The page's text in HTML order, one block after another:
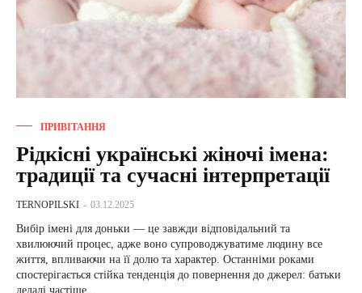
ПРИВІТАННЯ
Рідкісні українські жіночі імена:
традиції та сучасні інтерпретації
TERNOPILSKI - 03.12.2025
Вибір імені для доньки — це завжди відповідальний та
хвилюючий процес, адже воно супроводжуватиме людину все
життя, впливаючи на її долю та характер. Останніми роками
спостерігається стійка тенденція до повернення до джерел: батьки
дедалі частіше...